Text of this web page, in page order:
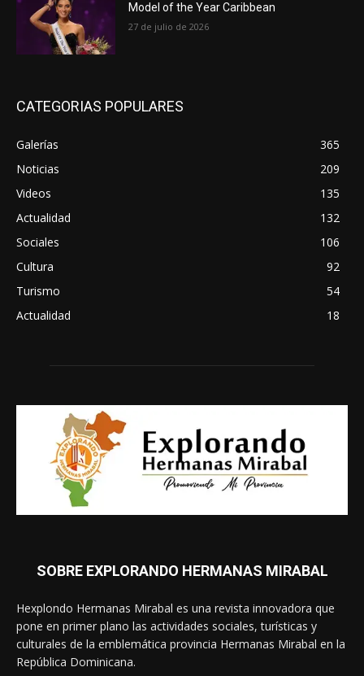
Model of the Year Caribbean
27 de julio de 2026
CATEGORIAS POPULARES
Galerías
365
Noticias
209
Videos
135
Actualidad
132
Sociales
106
Cultura
92
Turismo
54
Actualidad
18
SOBRE EXPLORANDO HERMANAS MIRABAL
Hexplondo Hermanas Mirabal es una revista innovadora que
pone en primer plano las actividades sociales, turísticas y
culturales de la emblemática provincia Hermanas Mirabal en la
República Dominicana.